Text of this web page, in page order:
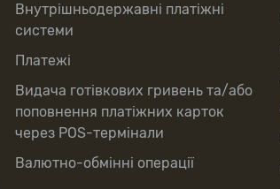
Внутрішньодержавні платіжні
системи
Платежі
Видача готівкових гривень та/або
поповнення платіжних карток
через POS-термінали
Валютно-обмінні операції